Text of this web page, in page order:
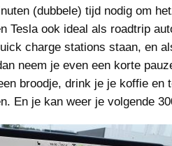
(dubbele) tijd nodig om
Tesla ook ideal als roadtrip
charge stations staan, en
neem je even een korte
broodje, drink je je koffie en
En je kan weer je volgende